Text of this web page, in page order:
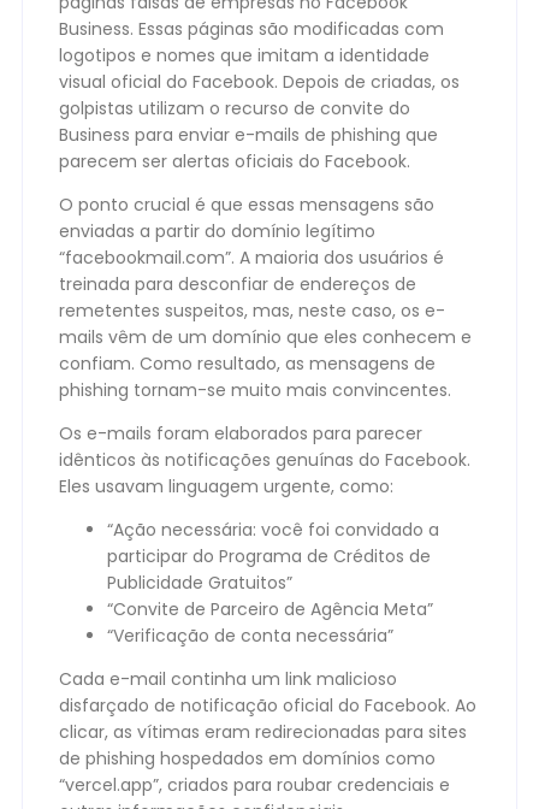
Business. Essas páginas são modificadas com
logotipos e nomes que imitam a identidade
visual oficial do Facebook. Depois de criadas, os
golpistas utilizam o recurso de convite do
Business para enviar e-mails de phishing que
parecem ser alertas oficiais do Facebook.
O ponto crucial é que essas mensagens são
enviadas a partir do domínio legítimo
“facebookmail.com”. A maioria dos usuários é
treinada para desconfiar de endereços de
remetentes suspeitos, mas, neste caso, os e-
mails vêm de um domínio que eles conhecem e
confiam. Como resultado, as mensagens de
phishing tornam-se muito mais convincentes.
Os e-mails foram elaborados para parecer
idênticos às notificações genuínas do Facebook.
Eles usavam linguagem urgente, como:
“Ação necessária: você foi convidado a
participar do Programa de Créditos de
Publicidade Gratuitos”
“Convite de Parceiro de Agência Meta”
“Verificação de conta necessária”
Cada e-mail continha um link malicioso
disfarçado de notificação oficial do Facebook. Ao
clicar, as vítimas eram redirecionadas para sites
de phishing hospedados em domínios como
“vercel.app”, criados para roubar credenciais e